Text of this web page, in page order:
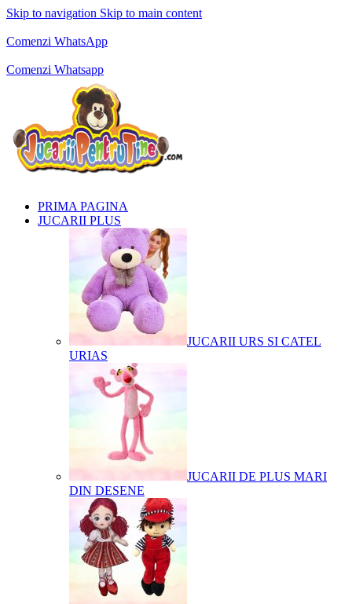
Skip to navigation Skip to main content
Comenzi WhatsApp
Comenzi Whatsapp
PRIMA PAGINA
JUCARII PLUS
JUCARII URS SI CATEL
URIAS
JUCARII DE PLUS MARI
DIN DESENE